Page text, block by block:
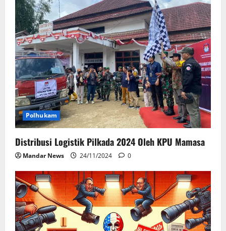
Polhukam
Distribusi Logistik Pilkada 2024 Oleh KPU Mamasa
Mandar News 24/11/2024 0